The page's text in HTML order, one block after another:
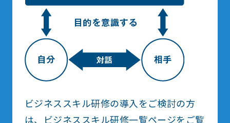
ビジネススキル研修の導入をご検討の方
は、
ビジネススキル研修一覧ページをご覧